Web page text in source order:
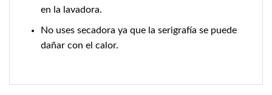
en la lavadora.
No uses secadora ya que la serigrafía se puede
dañar con el calor.